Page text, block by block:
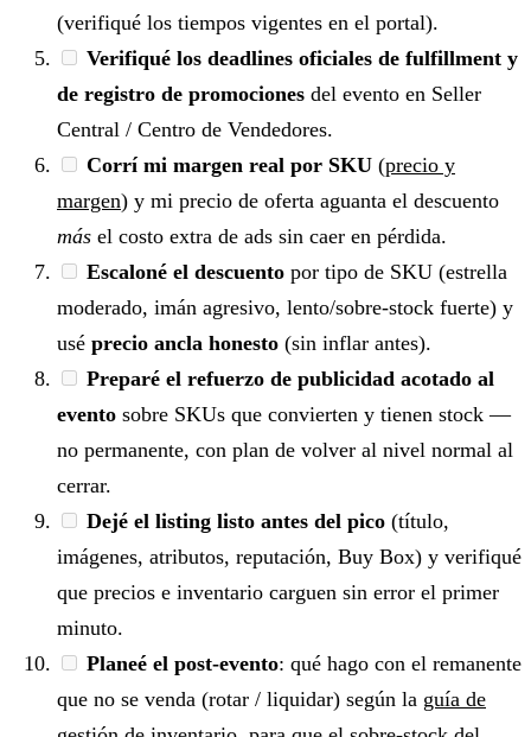
(verifiqué los tiempos vigentes en el portal).
Verifiqué los deadlines oficiales de fulfillment y
de registro de promociones del evento en Seller
Central / Centro de Vendedores.
Corrí mi margen real por SKU (precio y
margen) y mi precio de oferta aguanta el descuento
más el costo extra de ads sin caer en pérdida.
Escaloné el descuento por tipo de SKU (estrella
moderado, imán agresivo, lento/sobre-stock fuerte) y
usé precio ancla honesto (sin inflar antes).
Preparé el refuerzo de publicidad acotado al
evento sobre SKUs que convierten y tienen stock —
no permanente, con plan de volver al nivel normal al
cerrar.
Dejé el listing listo antes del pico (título,
imágenes, atributos, reputación, Buy Box) y verifiqué
que precios e inventario carguen sin error el primer
minuto.
Planeé el post-evento: qué hago con el remanente
que no se venda (rotar / liquidar) según la guía de